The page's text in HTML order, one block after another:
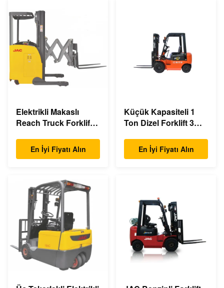
Elektrikli Makaslı
Reach Truck Forklift
Yük Kapasitesi
En İyi Fiyatı Alın
Küçük Kapasiteli 1
Ton Dizel Forklift 3m -
Yüksekliği Çevre
Dostu Tasarım
En İyi Fiyatı Alın